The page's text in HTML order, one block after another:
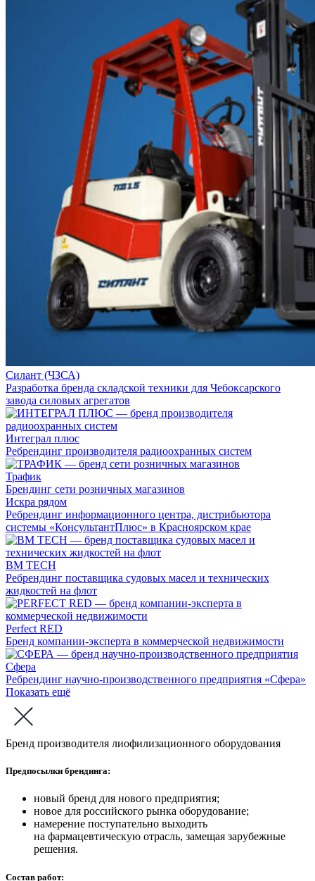
Силант (ЧЗСА)
Разработка бренда складской техники для Чебоксарского
завода силовых агрегатов
Интеграл плюс
Ребрендинг производителя радиоохранных систем
Трафик
Брендинг сети розничных магазинов
Искра рядом
Ребрендинг информационного центра, дистрибьютора
системы «КонсультантПлюс» в Красноярском крае
BM TECH
Ребрендинг поставщика судовых масел и технических
жидкостей на флот
Perfect RED
Бренд компании-эксперта в коммерческой недвижимости
Сфера
Ребрендинг научно-производственного предприятия «Сфера»
Показать ещё
Бренд производителя лиофилизационного оборудования
Предпосылки брендинга:
новый бренд для нового предприятия;
новое для российского рынка оборудование;
намерение поступательно выходить
на фармацевтическую отрасль, замещая зарубежные
решения.
Состав работ: